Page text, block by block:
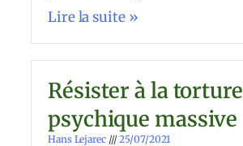
Lire la suite »
Résister à la torture
psychique massive
Hans Lejarec 25/07/2021